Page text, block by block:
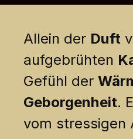
Allein der Duft
aufgebrühten
Gefühl der
Geborgenheit.
vom stressigen